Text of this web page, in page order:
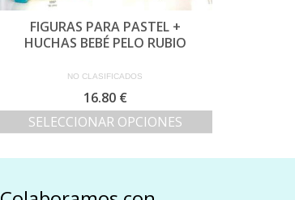
FIGURAS PARA PASTEL +
HUCHAS BEBÉ PELO RUBIO
NO CLASIFICADOS
16.80 €
SELECCIONAR OPCIONES
producto